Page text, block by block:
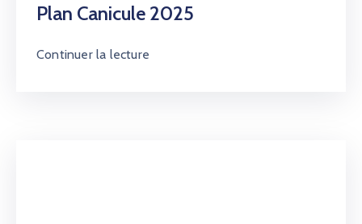
Plan Canicule 2025
Continuer la lecture